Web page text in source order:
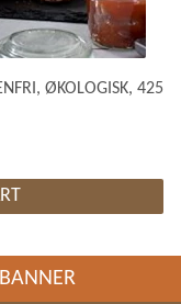
ØKOLOGISK, 425